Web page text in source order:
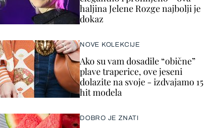
haljina Jelene Rozge najbolji je
dokaz
NOVE KOLEKCIJE
Ako su vam dosadile “obične”
plave traperice, ove jeseni
dolazite na svoje - izdvajamo 15
hit modela
DOBRO JE ZNATI